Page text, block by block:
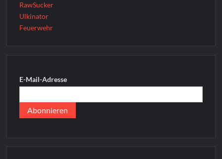
RawSucker
Ulkinator
Feuerwehr
E-Mail-Adresse